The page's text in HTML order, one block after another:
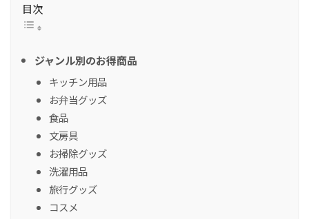
目次
ジャンル別のお得商品
キッチン用品
お弁当グッズ
食品
文房具
お掃除グッズ
洗濯用品
旅行グッズ
コスメ